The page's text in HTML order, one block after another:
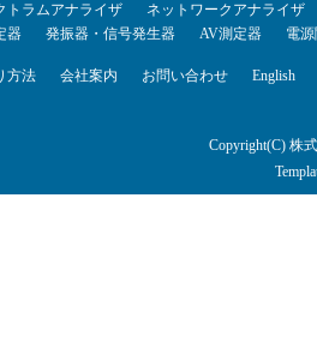
トラムアナライザ
ネットワークアナライザ
器 発振器・信号発生器 AV測定器 電
方法 会社案内 お問い合わせ English
Copyright(C) 株